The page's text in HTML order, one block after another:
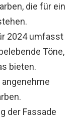
die für ein
2024 umfasst
Töne,
bieten.
der Fassade